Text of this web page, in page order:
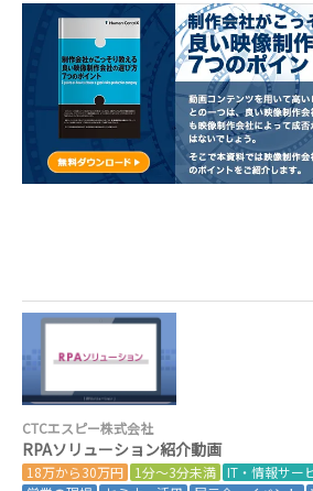
CTCエスピー株式会社
RPAソリューション紹介動画
18万から30万円 1分～3分未満 IT・情報サー